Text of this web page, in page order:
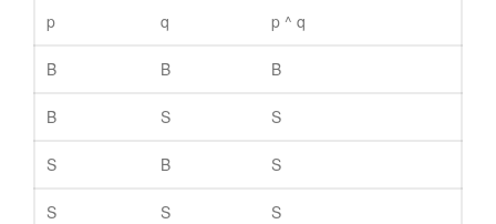
p q p ^ q
B B B
B S S
S B S
S S S